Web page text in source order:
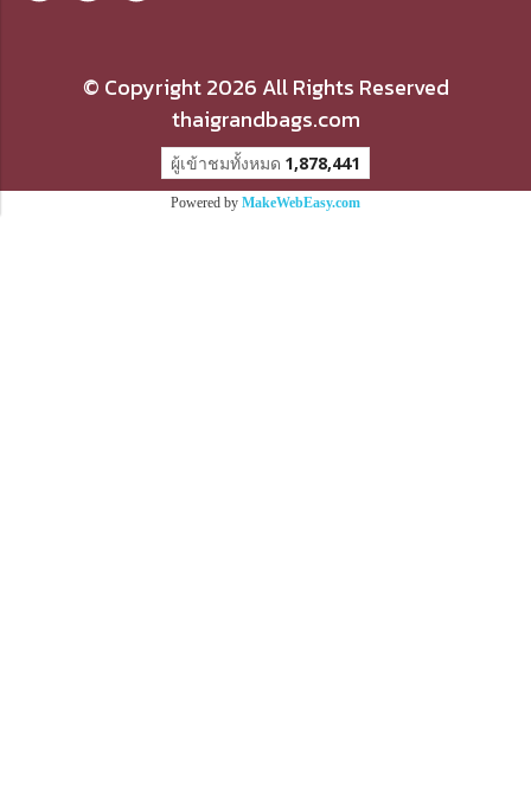
© Copyright 2026 All Rights Reserved
thaigrandbags.com
ผู้เข้าชมวันนี้ 423
Powered by MakeWebEasy.com